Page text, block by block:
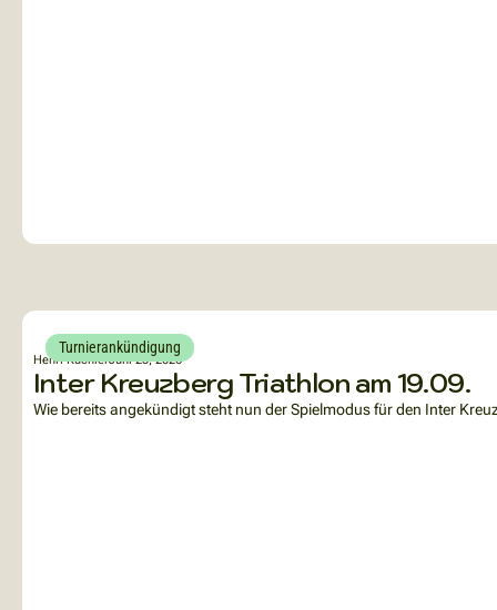
Turnierankündigung
Henri KüchlerJuni 25, 2026
Inter Kreuzberg Triathlon am 19.09.
Wie bereits angekündigt steht nun der Spielmodus für den Inter